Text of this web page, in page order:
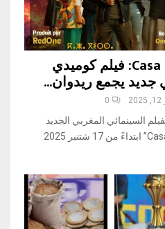
Casa Guira: فيلم كوميدي
جديد يجمع ريدوان...
0
السينمائي المغربي الجديد
“Casa Guira” ابتداءً من 17 شتنبر 2025